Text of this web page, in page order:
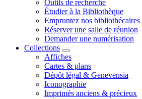
Outils de recherche
Étudier à la Bibliothèque
Empruntez nos bibliothécaires
Réserver une salle de réunion
Demander une numérisation
Collections
Affiches
Cartes & plans
Dépôt légal & Genevensia
Iconographie
Imprimés anciens & précieux